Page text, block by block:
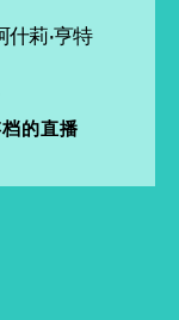
什莉·亨特
的直播